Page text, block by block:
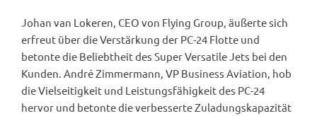
Johan van Lokeren, CEO von Flying Group, äußerte sich
erfreut über die Verstärkung der PC-24 Flotte und
betonte die Beliebtheit des Super Versatile Jets bei den
Kunden. André Zimmermann, VP Business Aviation, hob
die Vielseitigkeit und Leistungsfähigkeit des PC-24
hervor und betonte die verbesserte Zuladungskapazität